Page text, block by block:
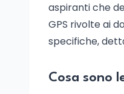
aspiranti che
GPS rivolte ai
specifiche,
Cosa sono